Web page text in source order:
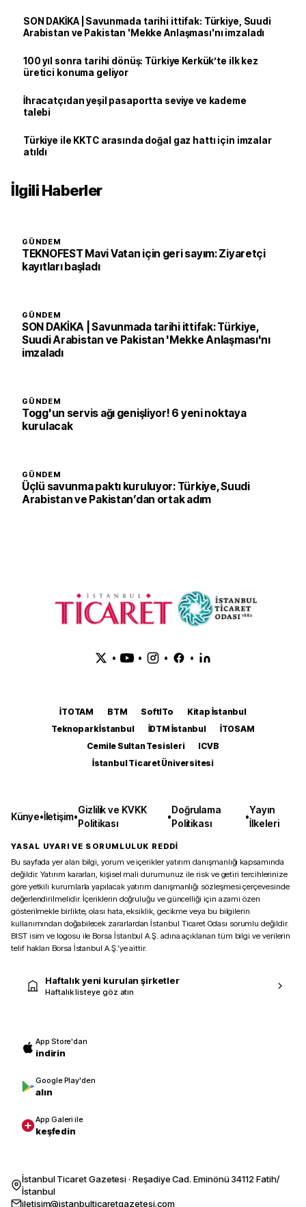
SON DAKİKA | Savunmada tarihi ittifak: Türkiye, Suudi
Arabistan ve Pakistan 'Mekke Anlaşması'nı imzaladı
100 yıl sonra tarihi dönüş: Türkiye Kerkük’te ilk kez
üretici konuma geliyor
İhracatçıdan yeşil pasaportta seviye ve kademe
talebi
Türkiye ile KKTC arasında doğal gaz hattı için imzalar
atıldı
İlgili Haberler
GÜNDEM
TEKNOFEST Mavi Vatan için geri sayım: Ziyaretçi
kayıtları başladı
GÜNDEM
SON DAKİKA | Savunmada tarihi ittifak: Türkiye,
Suudi Arabistan ve Pakistan 'Mekke Anlaşması'nı
imzaladı
GÜNDEM
Togg'un servis ağı genişliyor! 6 yeni noktaya
kurulacak
GÜNDEM
Üçlü savunma paktı kuruluyor: Türkiye, Suudi
Arabistan ve Pakistan’dan ortak adım
• • • •
İTOTAM BTM SoftITo
Kitap İstanbul
Teknopark İstanbul
İDTM İstanbul
İTOSAM
Cemile Sultan Tesisleri
ICVB
İstanbul Ticaret Üniversitesi
Künye•İletişim•
Gizlilik ve KVKK
Politikası
•
Doğrulama
Politikası
•
Yayın
İlkeleri
YASAL UYARI VE SORUMLULUK REDDİ
Bu sayfada yer alan bilgi, yorum ve içerikler yatırım danışmanlığı kapsamında
değildir. Yatırım kararları, kişisel mali durumunuz ile risk ve getiri tercihlerinize
göre yetkili kurumlarla yapılacak yatırım danışmanlığı sözleşmesi çerçevesinde
değerlendirilmelidir. İçeriklerin doğruluğu ve güncelliği için azami özen
gösterilmekle birlikte, olası hata, eksiklik, gecikme veya bu bilgilerin
kullanımından doğabilecek zararlardan İstanbul Ticaret Odası sorumlu değildir.
BIST isim ve logosu ile Borsa İstanbul A.Ş. adına açıklanan tüm bilgi ve verilerin
telif hakları Borsa İstanbul A.Ş.’ye aittir.
Haftalık yeni kurulan şirketler
Haftalık listeye göz atın
App Store'dan
indirin
Google Play'den
alın
App Galeri ile
keşfedin
İstanbul Ticaret Gazetesi · Reşadiye Cad. Eminönü 34112 Fatih/
İstanbul
iletisim@istanbulticaretgazetesi.com